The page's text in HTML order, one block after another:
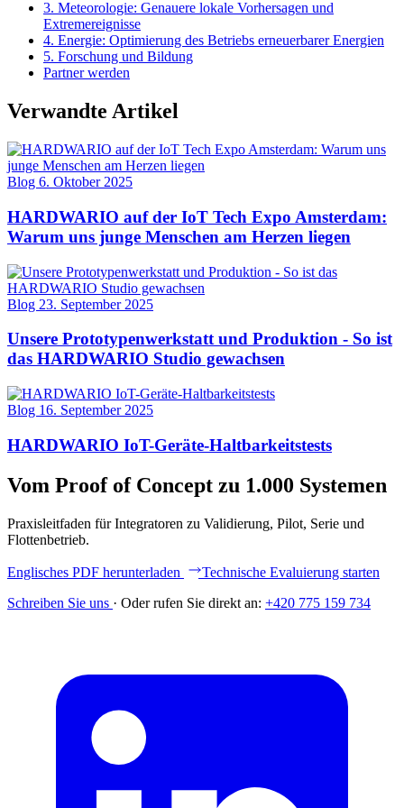
3. Meteorologie: Genauere lokale Vorhersagen und
Extremereignisse
4. Energie: Optimierung des Betriebs erneuerbarer Energien
5. Forschung und Bildung
Partner werden
Verwandte Artikel
Blog 6. Oktober 2025
HARDWARIO auf der IoT Tech Expo Amsterdam:
Warum uns junge Menschen am Herzen liegen
Blog 23. September 2025
Unsere Prototypenwerkstatt und Produktion - So ist
das HARDWARIO Studio gewachsen
Blog 16. September 2025
HARDWARIO IoT-Geräte-Haltbarkeitstests
Vom Proof of Concept zu 1.000 Systemen
Praxisleitfaden für Integratoren zu Validierung, Pilot, Serie und
Flottenbetrieb.
Englisches PDF herunterladen
Technische Evaluierung starten
Schreiben Sie uns · Oder rufen Sie direkt an: +420 775 159 734